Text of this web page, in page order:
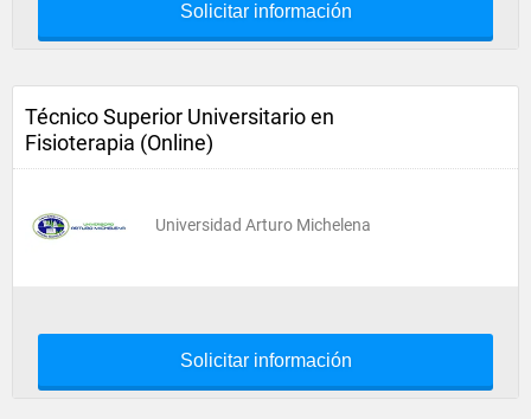
Solicitar información
Técnico Superior Universitario en
Fisioterapia (Online)
Universidad Arturo Michelena
Solicitar información